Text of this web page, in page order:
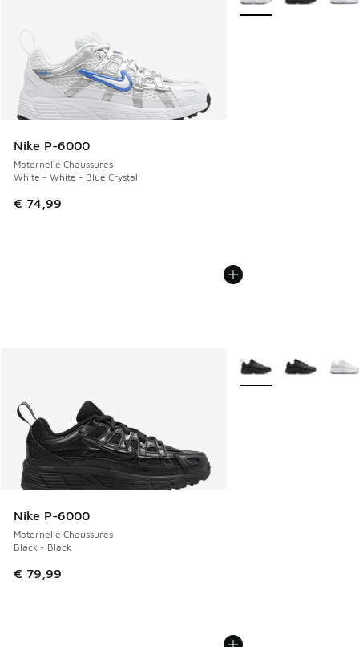
Nike P-6000
Maternelle Chaussures
White - White - Blue Crystal
€ 74,99
Nike P-6000
Maternelle Chaussures
Black - Black
€ 79,99
Plus de couleurs